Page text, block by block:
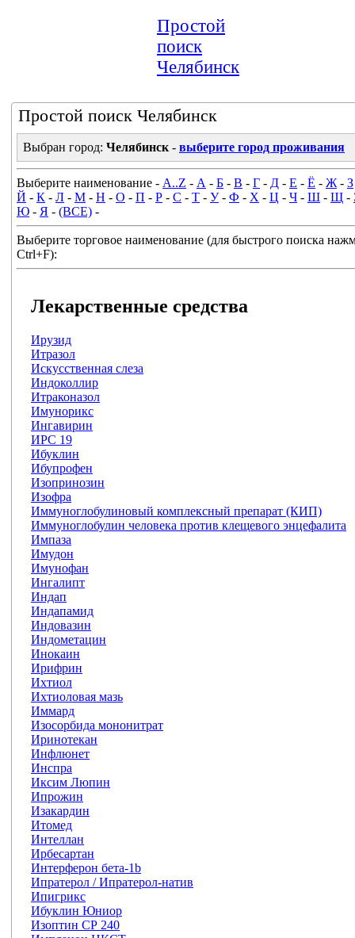
Простой
поиск
Челябинск
Простой поиск Челябинск
Выбран город: Челябинск - выберите город проживания
Выберите наименование - A..Z - А - Б - В - Г - Д - Е - Ё - Ж - З
Й - К - Л - М - Н - О - П - Р - С - Т - У- Ф - Х - Ц - Ч - Ш - Щ -
Ю - Я - (ВСЕ) -
Выберите торговое наименование (для быстрого поиска
Ctrl+F):
Лекарственные средства
Ирузид
Итразол
Искусственная слеза
Индоколлир
Итраконазол
Имунорикс
Ингавирин
ИРС 19
Ибуклин
Ибупрофен
Изопринозин
Изофра
Иммуноглобулиновый комплексный препарат (КИП)
Иммуноглобулин человека против клещевого энцефалита
Импаза
Имудон
Имунофан
Ингалипт
Индап
Индапамид
Индовазин
Индометацин
Инокаин
Ирифрин
Ихтиол
Ихтиоловая мазь
Иммард
Изосорбида мононитрат
Иринотекан
Инфлюнет
Инспра
Иксим Люпин
Ипрожин
Изакардин
Итомед
Интеллан
Ирбесартан
Интерферон бета-1b
Ипратерол / Ипратерол-натив
Ипигрикс
Ибуклин Юниор
Изоптин СР 240